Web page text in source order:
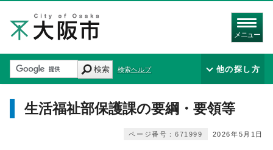
メニュー
検索 検索ヘルプ 他の探し方
生活福祉部保護課の要綱・要領等
2026年5月1日
ページ番号：671999